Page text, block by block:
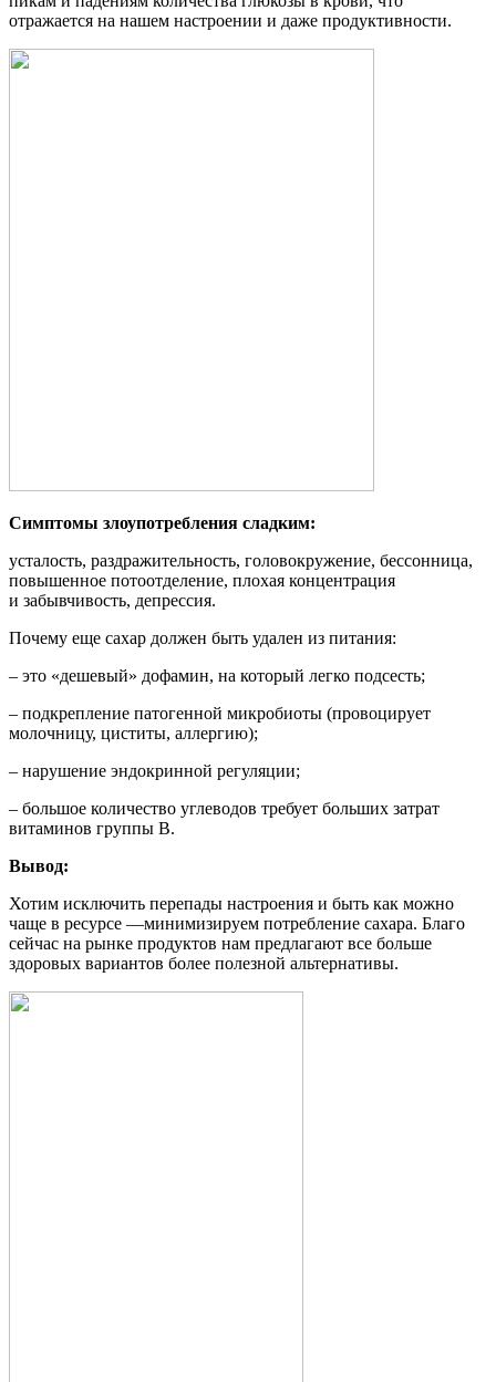
отражается на нашем настроении и даже продуктивности.
Симптомы злоупотребления сладким:
усталость, раздражительность, головокружение, бессонница,
повышенное потоотделение, плохая концентрация
и забывчивость, депрессия.
Почему еще сахар должен быть удален из питания:
– это «дешевый» дофамин, на который легко подсесть;
– подкрепление патогенной микробиоты (провоцирует
молочницу, циститы, аллергию);
– нарушение эндокринной регуляции;
– большое количество углеводов требует больших затрат
витаминов группы В.
Вывод:
Хотим исключить перепады настроения и быть как можно
чаще в ресурсе —минимизируем потребление сахара. Благо
сейчас на рынке продуктов нам предлагают все больше
здоровых вариантов более полезной альтернативы.